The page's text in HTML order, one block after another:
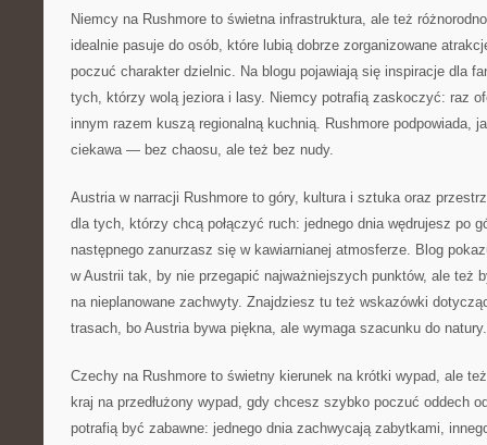
Niemcy na Rushmore to świetna infrastruktura, ale też
idealnie pasuje do osób, które lubią dobrze zorganizowane
poczuć charakter dzielnic. Na blogu pojawiają się inspiracje dla
tych, którzy wolą jeziora i lasy. Niemcy potrafią zaskoczyć: raz
innym razem kuszą regionalną kuchnią. Rushmore podpowiada,
ciekawa — bez chaosu, ale też bez nudy.
Austria w narracji Rushmore to góry, kultura i sztuka oraz
dla tych, którzy chcą połączyć ruch: jednego dnia wędrujesz po
następnego zanurzasz się w kawiarnianej atmosferze. Blog
w Austrii tak, by nie przegapić najważniejszych punktów, ale też
na nieplanowane zachwyty. Znajdziesz tu też wskazówki
trasach, bo Austria bywa piękna, ale wymaga szacunku do natury.
Czechy na Rushmore to świetny kierunek na krótki wypad, ale
kraj na przedłużony wypad, gdy chcesz szybko poczuć oddech
potrafią być zabawne: jednego dnia zachwycają zabytkami,